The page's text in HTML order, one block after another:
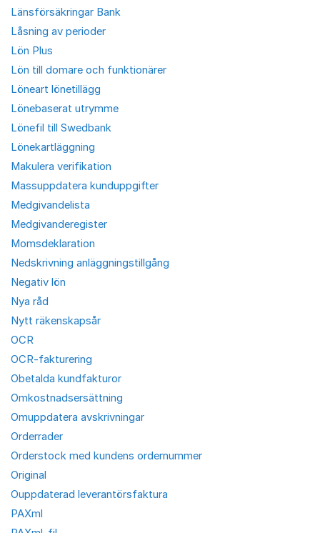
Länsförsäkringar Bank
Låsning av perioder
Lön Plus
Lön till domare och funktionärer
Löneart lönetillägg
Lönebaserat utrymme
Lönefil till Swedbank
Lönekartläggning
Makulera verifikation
Massuppdatera kunduppgifter
Medgivandelista
Medgivanderegister
Momsdeklaration
Nedskrivning anläggningstillgång
Negativ lön
Nya råd
Nytt räkenskapsår
OCR
OCR-fakturering
Obetalda kundfakturor
Omkostnadsersättning
Omuppdatera avskrivningar
Orderrader
Orderstock med kundens ordernummer
Original
Ouppdaterad leverantörsfaktura
PAXml